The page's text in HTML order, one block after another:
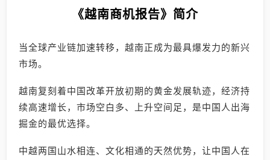
《越南商机报告》简介
当全球产业链加速转移，越南正成为最具爆发力的新兴
市场。
越南复刻着中国改革开放初期的黄金发展轨迹，经济持
续高速增长，市场空白多、上升空间足，是中国人出海
掘金的最优选择。
中越两国山水相连、文化相通的天然优势，让中国人在